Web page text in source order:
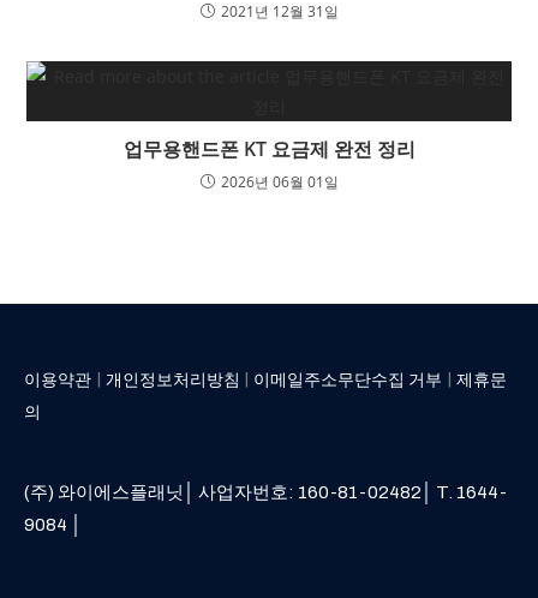
2021년 12월 31일
업무용핸드폰 KT 요금제 완전 정리
2026년 06월 01일
이용약관 | 개인정보처리방침 | 이메일주소무단수집 거부 | 제휴문
의
(주) 와이에스플래닛│ 사업자번호: 160-81-02482│ T. 1644-
9084 │